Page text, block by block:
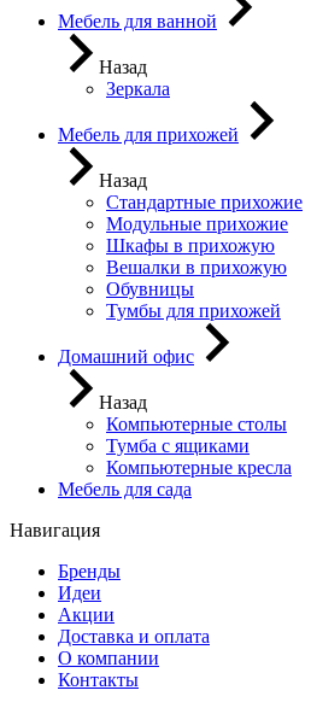
Мебель для ванной
Назад
Зеркала
Мебель для прихожей
Назад
Стандартные прихожие
Модульные прихожие
Шкафы в прихожую
Вешалки в прихожую
Обувницы
Тумбы для прихожей
Домашний офис
Назад
Компьютерные столы
Тумба с ящиками
Компьютерные кресла
Мебель для сада
Навигация
Бренды
Идеи
Акции
Доставка и оплата
О компании
Контакты